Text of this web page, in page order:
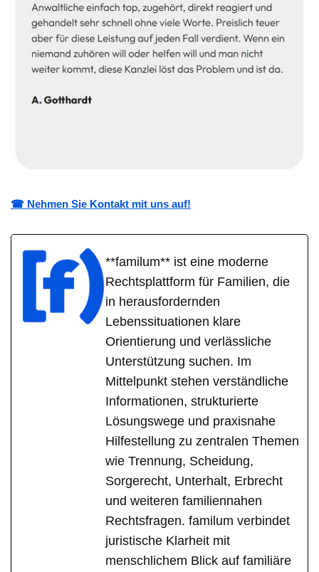
☎ Nehmen Sie Kontakt mit uns auf!
**familum** ist eine moderne
Rechtsplattform für Familien, die
in herausfordernden
Lebenssituationen klare
Orientierung und verlässliche
Unterstützung suchen. Im
Mittelpunkt stehen verständliche
Informationen, strukturierte
Lösungswege und praxisnahe
Hilfestellung zu zentralen Themen
wie Trennung, Scheidung,
Sorgerecht, Unterhalt, Erbrecht
und weiteren familiennahen
Rechtsfragen. familum verbindet
juristische Klarheit mit
menschlichem Blick auf familiäre